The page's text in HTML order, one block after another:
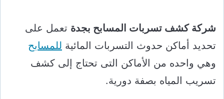
شركة كشف تسربات المسابح بجدة تعمل على
تحديد أماكن حدوث التسربات المائية للمسابح
وهي واحده من الأماكن التى تحتاج إلى كشف
تسريب المياه بصفة دورية.